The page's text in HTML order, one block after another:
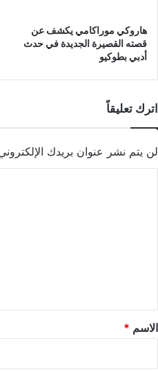
هاروكي موراكامي يكشف عن
قصته القصيرة الجديدة في حدث
أدبي بطوكيو
اترك تعليقاً
لن يتم نشر عنوان بريدك
*
الاسم *